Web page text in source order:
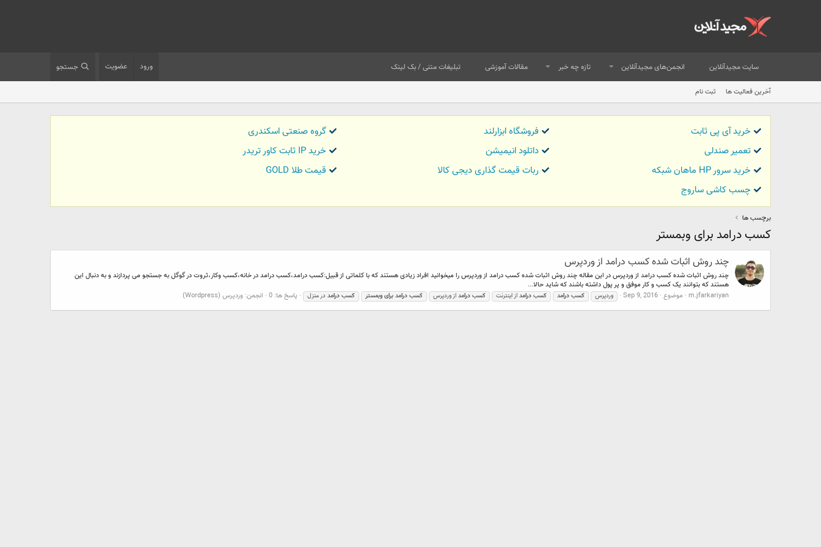
سایت مجیدآنلاین انجمن‌های مجیدآنلاین تازه چه خبر مقالات آموزشی تبلیغات متنی / بک لینک ورود عضویت جستجو
آخرین فعالیت ها ثبت نام
خرید آی پی ثابت فروشگاه ابزارلند
گروه صنعتی اسکندری
تعمیر صندلی
داتلود انیمیشن
خرید IP ثابت کاور تریدر
خرید سرور HP ماهان شبکه
ربات قیمت گذاری دیجی کالا
قیمت طلا GOLD
چسب کاشی ساروج
برچسب ها
کسب درامد برای وبمستر
چند روش اثبات شده کسب درامد از وردپرس
چند روش اثبات شده کسب درامد از وردپرس در این مقاله چند روش اثبات شده کسب درامد از وردپرس را میخوانید افراد زیادی هستند که با کلماتی از قبیل:کسب درامد،کسب درامد در خانه،کسب وکار،ثروت در گوگل به جستجو می پردازند و به دنبال این
هستند که بتوانند یک کسب و کار موفق و پر پول داشته باشند که شاید حالا...
m.jfarkariyan موضوع Sep 9, 2016 وردپرس کسب درامد کسب درامد از اینترنت کسب درامد از وردپرس کسب درامد برای وبمستر کسب درامد در منزل پاسخ ها: 0 انجمن: وردپرس (Wordpress)